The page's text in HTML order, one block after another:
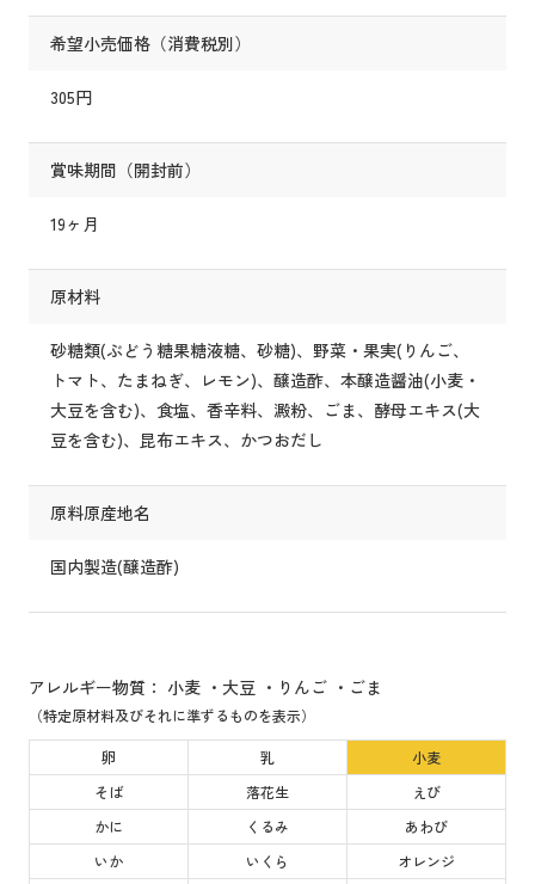
希望小売価格（消費税別）
305円
賞味期間（開封前）
19ヶ月
原材料
砂糖類(ぶどう糖果糖液糖、砂糖)、野菜・果実(りんご、
トマト、たまねぎ、レモン)、醸造酢、本醸造醤油(小麦・
大豆を含む)、食塩、香辛料、澱粉、ごま、酵母エキス(大
豆を含む)、昆布エキス、かつおだし
原料原産地名
国内製造(醸造酢)
アレルギー物質： 小麦 ・大豆 ・りんご ・ごま
（特定原材料及びそれに準ずるものを表示）
卵 乳
小麦
そば
落花生
えび
かに
くるみ
あわび
いか
いくら
オレンジ